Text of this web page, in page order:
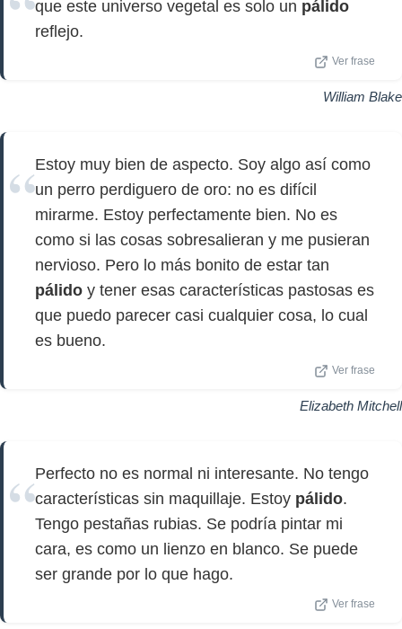
que este universo vegetal es solo un pálido
reflejo.
Ver frase
William Blake
Estoy muy bien de aspecto. Soy algo así como
un perro perdiguero de oro: no es difícil
mirarme. Estoy perfectamente bien. No es
como si las cosas sobresalieran y me pusieran
nervioso. Pero lo más bonito de estar tan
pálido y tener esas características pastosas es
que puedo parecer casi cualquier cosa, lo cual
es bueno.
Ver frase
Elizabeth Mitchell
Perfecto no es normal ni interesante. No tengo
características sin maquillaje. Estoy pálido.
Tengo pestañas rubias. Se podría pintar mi
cara, es como un lienzo en blanco. Se puede
ser grande por lo que hago.
Ver frase